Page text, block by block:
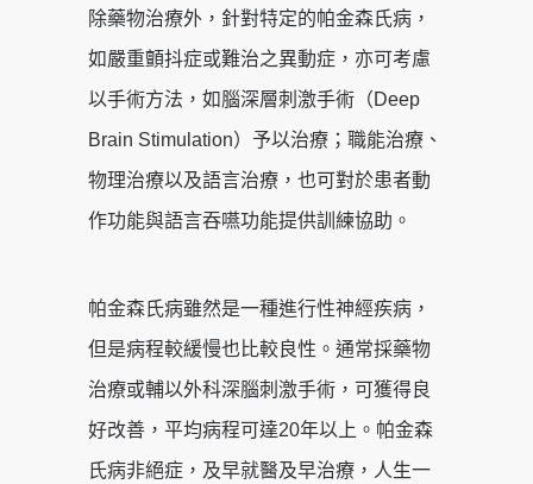
除藥物治療外，針對特定的帕金森氏病，
如嚴重顫抖症或難治之異動症，亦可考慮
以手術方法，如腦深層刺激手術（Deep
Brain Stimulation）予以治療；職能治療、
物理治療以及語言治療，也可對於患者動
作功能與語言吞嚥功能提供訓練協助。
帕金森氏病雖然是一種進行性神經疾病，
但是病程較緩慢也比較良性。通常採藥物
治療或輔以外科深腦刺激手術，可獲得良
好改善，平均病程可達20年以上。帕金森
氏病非絕症，及早就醫及早治療，人生一